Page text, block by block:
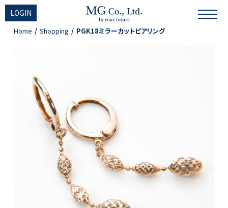
LOGIN
Home Shopping PGK18ミラーカットピアリング